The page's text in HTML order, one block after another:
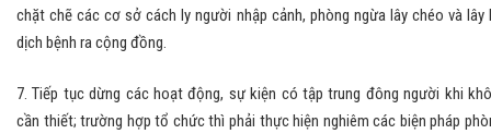
chặt chẽ các cơ sở cách ly người nhập cảnh, phòng ngừa lây chéo và lây
dịch bệnh ra cộng đồng.
7. Tiếp tục dừng các hoạt động, sự kiện có tập trung đông người khi
cần thiết; trường hợp tổ chức thì phải thực hiện nghiêm các biện pháp